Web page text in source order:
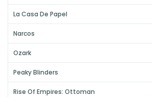
La Casa De Papel
Narcos
Ozark
Peaky Blinders
Rise Of Empires: Ottoman